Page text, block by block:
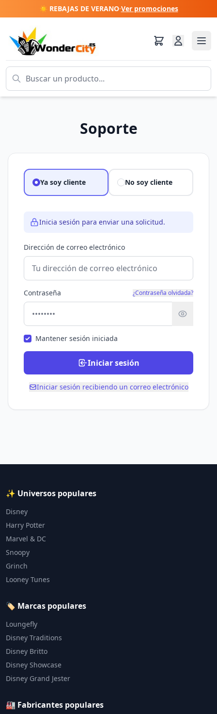
☀️ REBAJAS DE VERANO·Ver promociones
Soporte
Ya soy cliente No soy cliente
Inicia sesión para enviar una solicitud.
Dirección de correo electrónico
Contraseña ¿Contraseña olvidada?
Mantener sesión iniciada
Iniciar sesión
Iniciar sesión recibiendo un correo electrónico
✨ Universos populares
Disney
Harry Potter
Marvel & DC
Snoopy
Grinch
Looney Tunes
🏷️ Marcas populares
Loungefly
Disney Traditions
Disney Britto
Disney Showcase
Disney Grand Jester
🏭 Fabricantes populares